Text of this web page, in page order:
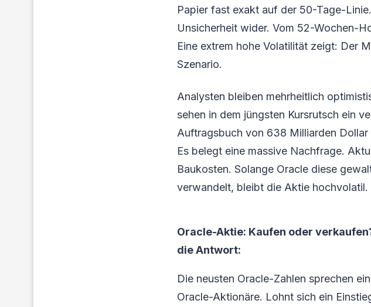
Papier fast exakt auf der 50-Tage-
Unsicherheit wider. Vom 52-Wochen-
Eine extrem hohe Volatilität zeigt: Der
Szenario.
Analysten bleiben mehrheitlich
sehen in dem jüngsten Kursrutsch ein
Auftragsbuch von 638 Milliarden
Es belegt eine massive Nachfrage.
Baukosten. Solange Oracle diese
verwandelt, bleibt die Aktie hochvolatil.
Oracle-Aktie: Kaufen oder
die Antwort:
Die neusten Oracle-Zahlen sprechen
Oracle-Aktionäre. Lohnt sich ein